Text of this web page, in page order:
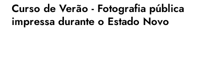
Curso de Verão - Fotografia pública
impressa durante o Estado Novo